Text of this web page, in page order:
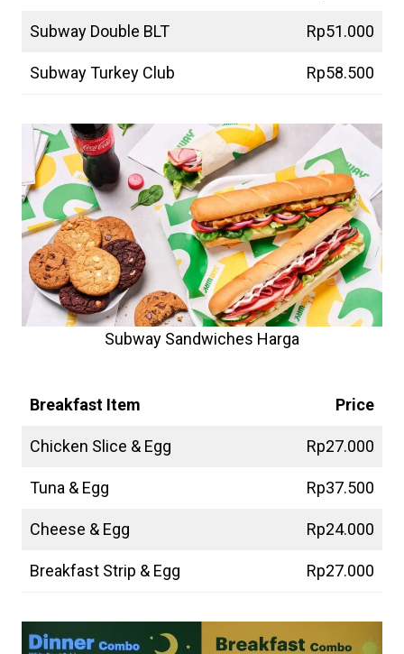
Subway Double BLT Rp51.000
Subway Turkey Club Rp58.500
Subway Sandwiches Harga
Breakfast Item Price
Chicken Slice & Egg Rp27.000
Tuna & Egg Rp37.500
Cheese & Egg Rp24.000
Breakfast Strip & Egg Rp27.000